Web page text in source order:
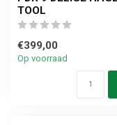
TOOL
€399,00
Op voorraad